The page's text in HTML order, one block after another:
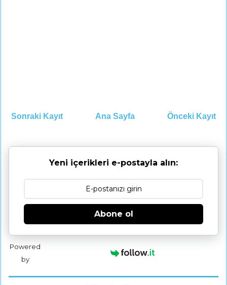
Sonraki Kayıt Önceki Kayıt
Ana Sayfa
Yeni içerikleri e-postayla alın:
Abone ol
Powered
by